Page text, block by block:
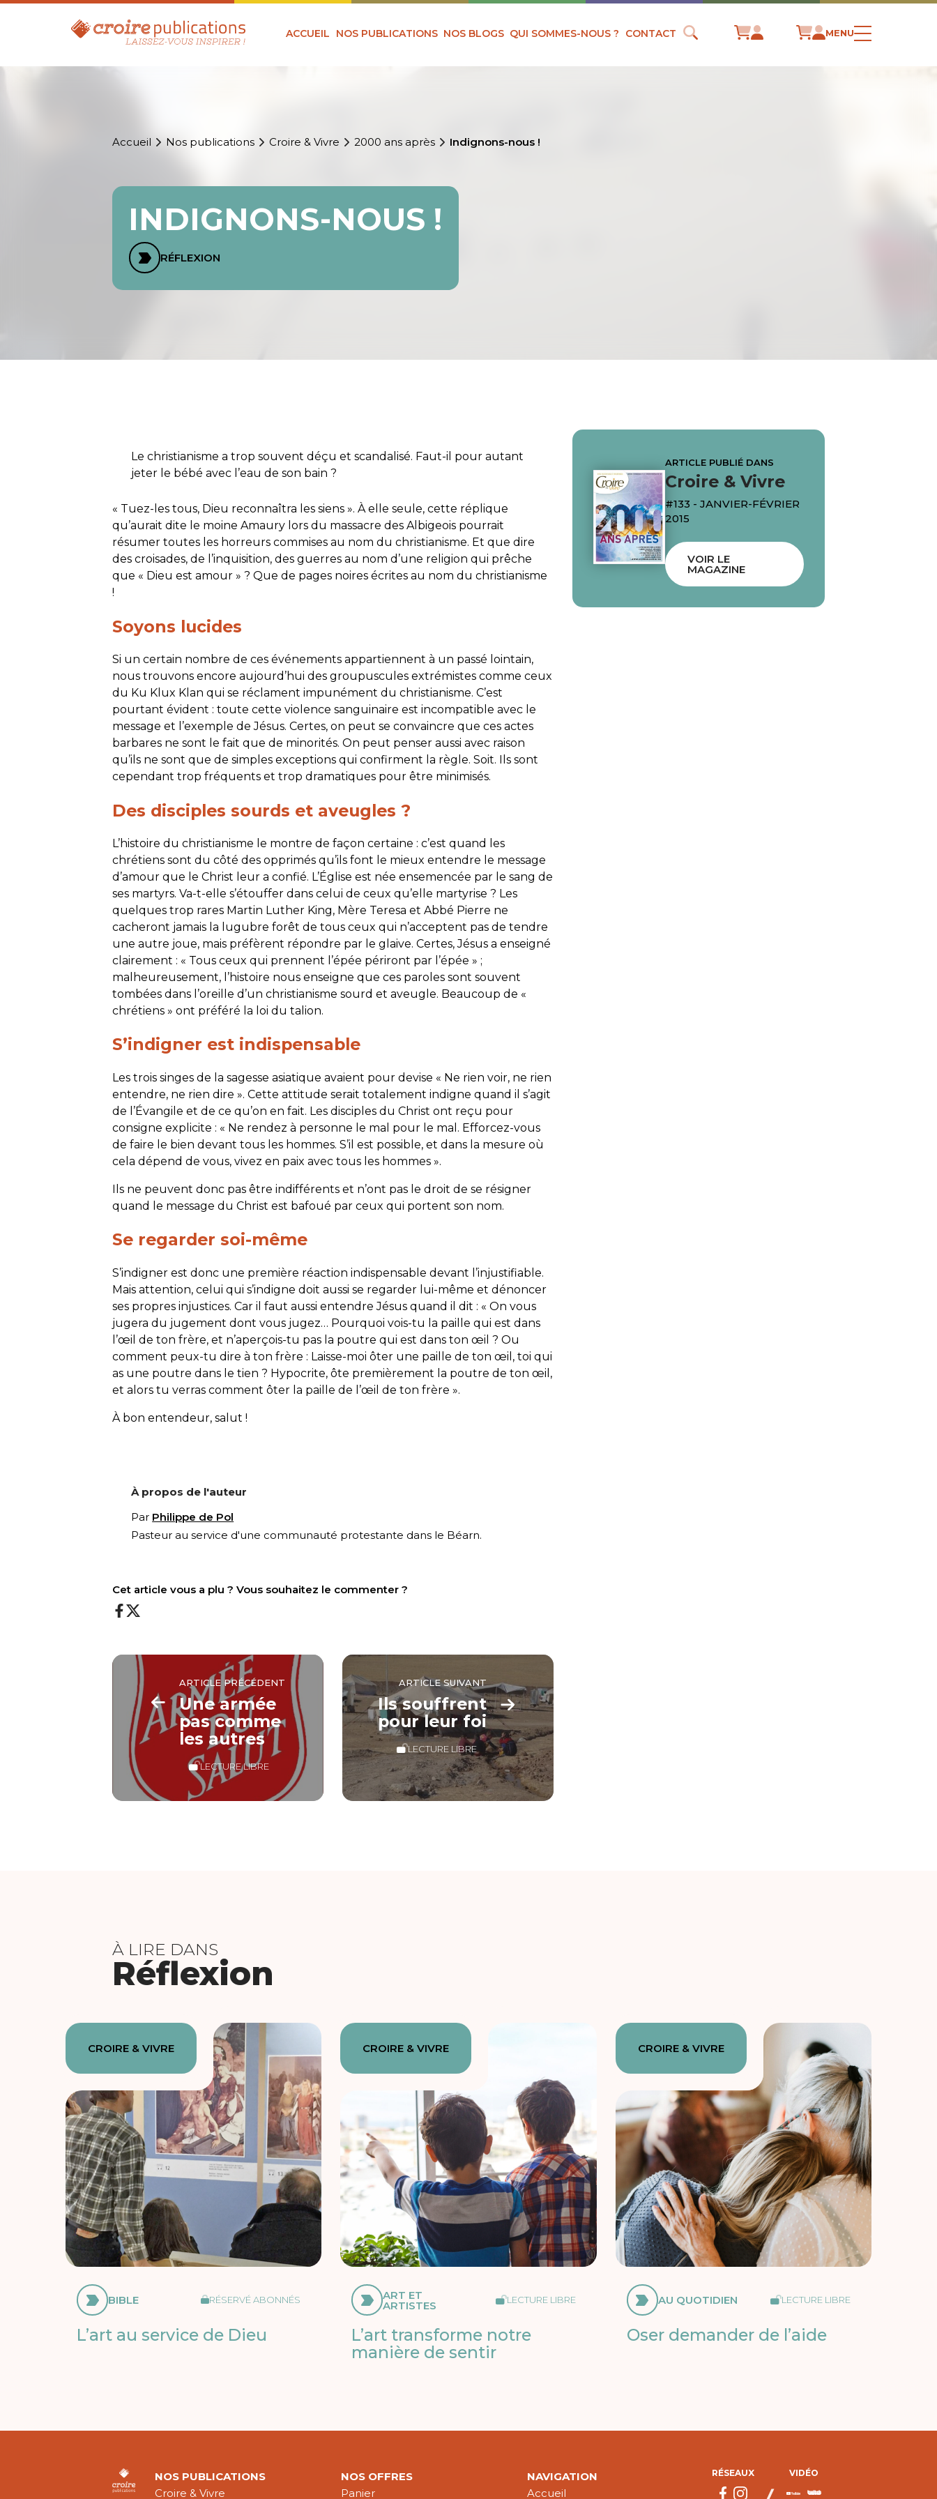
ACCUEIL NOS PUBLICATIONS NOS BLOGS QUI SOMMES-NOUS ? CONTACT MENU
Accueil Nos publications Croire & Vivre 2000 ans après Indignons-nous !
INDIGNONS-NOUS !
RÉFLEXION
Le christianisme a trop souvent déçu et scandalisé. Faut-il pour autant
jeter le bébé avec l’eau de son bain ?
« Tuez-les tous, Dieu reconnaîtra les siens ». À elle seule, cette réplique
qu’aurait dite le moine Amaury lors du massacre des Albigeois pourrait
résumer toutes les horreurs commises au nom du christianisme. Et que dire
des croisades, de l’inquisition, des guerres au nom d’une religion qui prêche
que « Dieu est amour » ? Que de pages noires écrites au nom du christianisme
!
Soyons lucides
Si un certain nombre de ces événements appartiennent à un passé lointain,
nous trouvons encore aujourd’hui des groupuscules extrémistes comme ceux
du Ku Klux Klan qui se réclament impunément du christianisme. C’est
pourtant évident : toute cette violence sanguinaire est incompatible avec le
message et l’exemple de Jésus. Certes, on peut se convaincre que ces actes
barbares ne sont le fait que de minorités. On peut penser aussi avec raison
qu’ils ne sont que de simples exceptions qui confirment la règle. Soit. Ils sont
cependant trop fréquents et trop dramatiques pour être minimisés.
Des disciples sourds et aveugles ?
L’histoire du christianisme le montre de façon certaine : c’est quand les
chrétiens sont du côté des opprimés qu’ils font le mieux entendre le message
d’amour que le Christ leur a confié. L’Église est née ensemencée par le sang de
ses martyrs. Va-t-elle s’étouffer dans celui de ceux qu’elle martyrise ? Les
quelques trop rares Martin Luther King, Mère Teresa et Abbé Pierre ne
cacheront jamais la lugubre forêt de tous ceux qui n’acceptent pas de tendre
une autre joue, mais préfèrent répondre par le glaive. Certes, Jésus a enseigné
clairement : « Tous ceux qui prennent l’épée périront par l’épée » ;
malheureusement, l’histoire nous enseigne que ces paroles sont souvent
tombées dans l’oreille d’un christianisme sourd et aveugle. Beaucoup de «
chrétiens » ont préféré la loi du talion.
S’indigner est indispensable
Les trois singes de la sagesse asiatique avaient pour devise « Ne rien voir, ne rien
entendre, ne rien dire ». Cette attitude serait totalement indigne quand il s’agit
de l’Évangile et de ce qu’on en fait. Les disciples du Christ ont reçu pour
consigne explicite : « Ne rendez à personne le mal pour le mal. Efforcez-vous
de faire le bien devant tous les hommes. S’il est possible, et dans la mesure où
cela dépend de vous, vivez en paix avec tous les hommes ».
Ils ne peuvent donc pas être indifférents et n’ont pas le droit de se résigner
quand le message du Christ est bafoué par ceux qui portent son nom.
Se regarder soi-même
S’indigner est donc une première réaction indispensable devant l’injustifiable.
Mais attention, celui qui s’indigne doit aussi se regarder lui-même et dénoncer
ses propres injustices. Car il faut aussi entendre Jésus quand il dit : «On vous
jugera du jugement dont vous jugez… Pourquoi vois-tu la paille qui est dans
l’œil de ton frère, et n’aperçois-tu pas la poutre qui est dans ton œil ? Ou
comment peux-tu dire à ton frère : Laisse-moi ôter une paille de ton œil, toi qui
as une poutre dans le tien ? Hypocrite, ôte premièrement la poutre de ton œil,
et alors tu verras comment ôter la paille de l’œil de ton frère ».
À bon entendeur, salut !
À propos de l'auteur
Par Philippe de Pol
Pasteur au service d'une communauté protestante dans le Béarn.
Cet article vous a plu ? Vous souhaitez le commenter ?
ARTICLE PRÉCÉDENT
Une armée
pas comme
les autres
LECTURE LIBRE
ARTICLE SUIVANT
Ils souffrent
pour leur foi
LECTURE LIBRE
ARTICLE PUBLIÉ DANS
Croire & Vivre
#133 - JANVIER-FÉVRIER
2015
VOIR LE
MAGAZINE
À LIRE DANS
Réflexion
CROIRE & VIVRE
BIBLE RÉSERVÉ ABONNÉS
L’art au service de Dieu
CROIRE & VIVRE
ART ET
ARTISTES LECTURE LIBRE
L’art transforme notre
manière de sentir
CROIRE & VIVRE
AU QUOTIDIEN LECTURE LIBRE
Oser demander de l’aide
NOS PUBLICATIONS
Croire & Vivre
NOS OFFRES
Panier
NAVIGATION
Accueil
RÉSEAUX VIDÉO